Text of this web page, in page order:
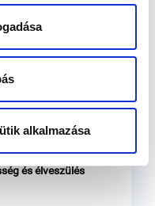
alkalmazása
hogy melyik
vagy
eltérések jelzik,
embriók
sajnos az
a tartós
paraméter
és élveszülés